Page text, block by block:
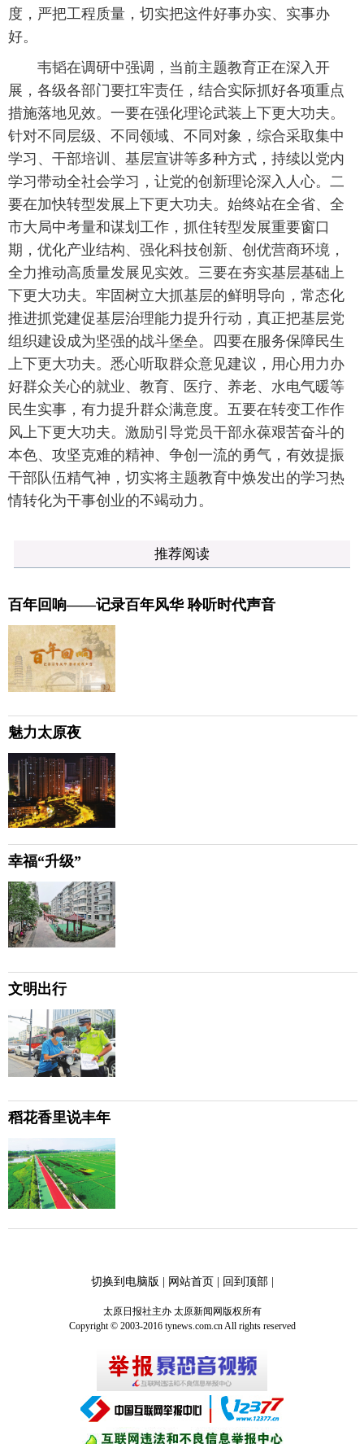
度，严把工程质量，切实把这件好事办实、实事办
好。
韦韬在调研中强调，当前主题教育正在深入开
展，各级各部门要扛牢责任，结合实际抓好各项重点
措施落地见效。一要在强化理论武装上下更大功夫。
针对不同层级、不同领域、不同对象，综合采取集中
学习、干部培训、基层宣讲等多种方式，持续以党内
学习带动全社会学习，让党的创新理论深入人心。二
要在加快转型发展上下更大功夫。始终站在全省、全
市大局中考量和谋划工作，抓住转型发展重要窗口
期，优化产业结构、强化科技创新、创优营商环境，
全力推动高质量发展见实效。三要在夯实基层基础上
下更大功夫。牢固树立大抓基层的鲜明导向，常态化
推进抓党建促基层治理能力提升行动，真正把基层党
组织建设成为坚强的战斗堡垒。四要在服务保障民生
上下更大功夫。悉心听取群众意见建议，用心用力办
好群众关心的就业、教育、医疗、养老、水电气暖等
民生实事，有力提升群众满意度。五要在转变工作作
风上下更大功夫。激励引导党员干部永葆艰苦奋斗的
本色、攻坚克难的精神、争创一流的勇气，有效提振
干部队伍精气神，切实将主题教育中焕发出的学习热
情转化为干事创业的不竭动力。
推荐阅读
百年回响——记录百年风华 聆听时代声音
魅力太原夜
幸福“升级”
文明出行
稻花香里说丰年
切换到电脑版 网站首页 回到顶部|
太原日报社主办 太原新闻网版权所有
Copyright © 2003-2016 tynews.com.cn All rights reserved